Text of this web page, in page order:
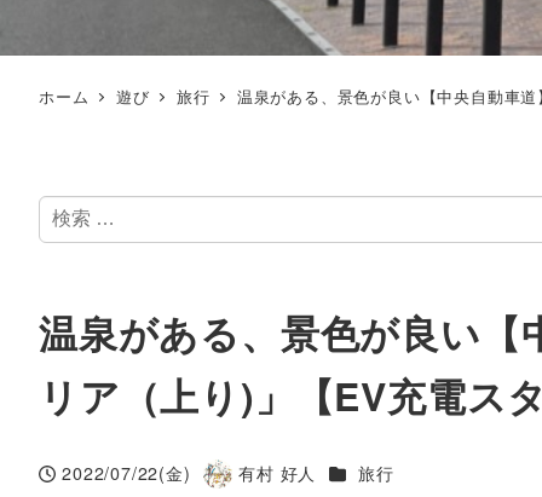
ホーム 遊び 旅行 温泉がある、景色が良い【中央自動車
検
索
温泉がある、景色が良い【
リア（上り)」【EV充電ス
投稿日
2022/07/22(金)
著
有村 好人 カテゴリー
旅行